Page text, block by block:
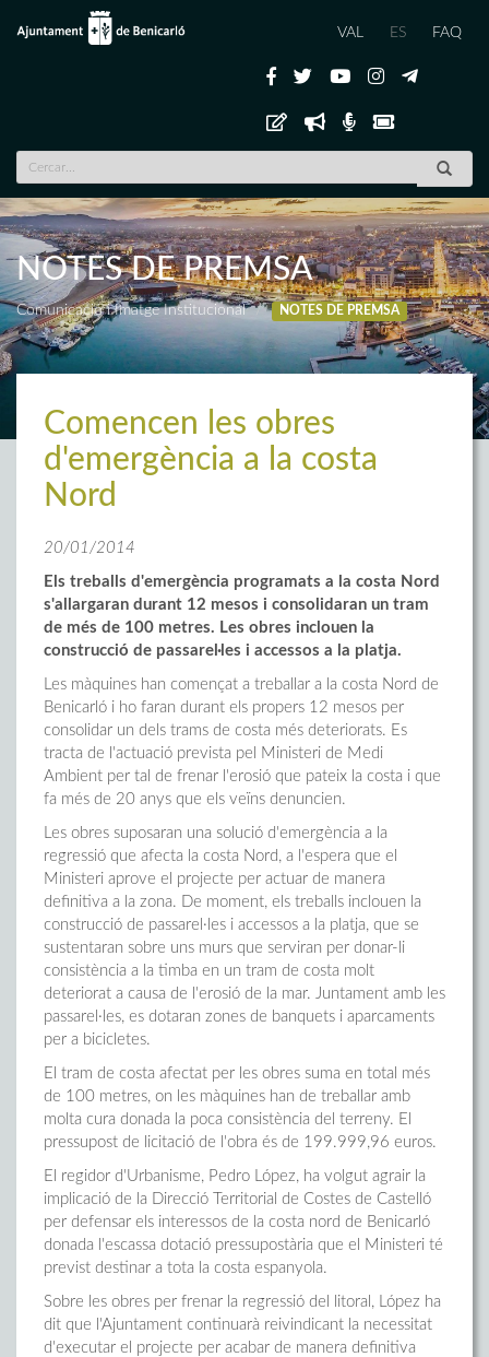
VAL ES FAQ
NOTES DE PREMSA
Comunicació i Imatge Institucional NOTES DE PREMSA
Comencen les obres
d'emergència a la costa
Nord
20/01/2014
Els treballs d'emergència programats a la costa Nord
s'allargaran durant 12 mesos i consolidaran un tram
de més de 100 metres. Les obres inclouen la
construcció de passarel·les i accessos a la platja.
Les màquines han començat a treballar a la costa Nord de
Benicarló i ho faran durant els propers 12 mesos per
consolidar un dels trams de costa més deteriorats. Es
tracta de l'actuació prevista pel Ministeri de Medi
Ambient per tal de frenar l'erosió que pateix la costa i que
fa més de 20 anys que els veïns denuncien.
Les obres suposaran una solució d'emergència a la
regressió que afecta la costa Nord, a l'espera que el
Ministeri aprove el projecte per actuar de manera
definitiva a la zona. De moment, els treballs inclouen la
construcció de passarel·les i accessos a la platja, que se
sustentaran sobre uns murs que serviran per donar-li
consistència a la timba en un tram de costa molt
deteriorat a causa de l'erosió de la mar. Juntament amb les
passarel·les, es dotaran zones de banquets i aparcaments
per a bicicletes.
El tram de costa afectat per les obres suma en total més
de 100 metres, on les màquines han de treballar amb
molta cura donada la poca consistència del terreny. El
pressupost de licitació de l'obra és de 199.999,96 euros.
El regidor d'Urbanisme, Pedro López, ha volgut agrair la
implicació de la Direcció Territorial de Costes de Castelló
per defensar els interessos de la costa nord de Benicarló
donada l'escassa dotació pressupostària que el Ministeri té
previst destinar a tota la costa espanyola.
Sobre les obres per frenar la regressió del litoral, López ha
dit que l'Ajuntament continuarà reivindicant la necessitat
d'executar el projecte per acabar de manera definitiva